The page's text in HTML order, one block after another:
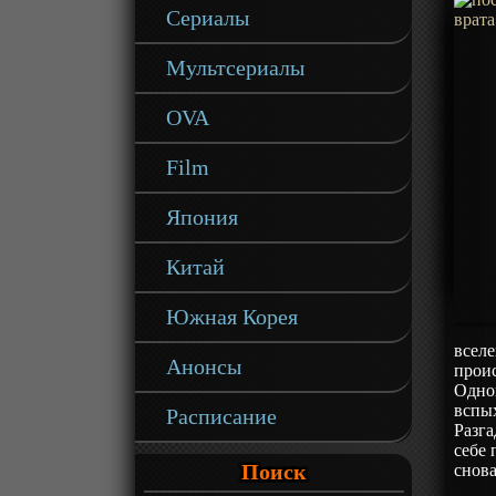
Сериалы
Мультсериалы
OVA
Film
Япония
Китай
Южная Корея
Анонсы
Расписание
Поиск
себе